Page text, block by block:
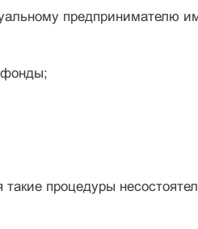
предпринимателю
фонды;
процедуры